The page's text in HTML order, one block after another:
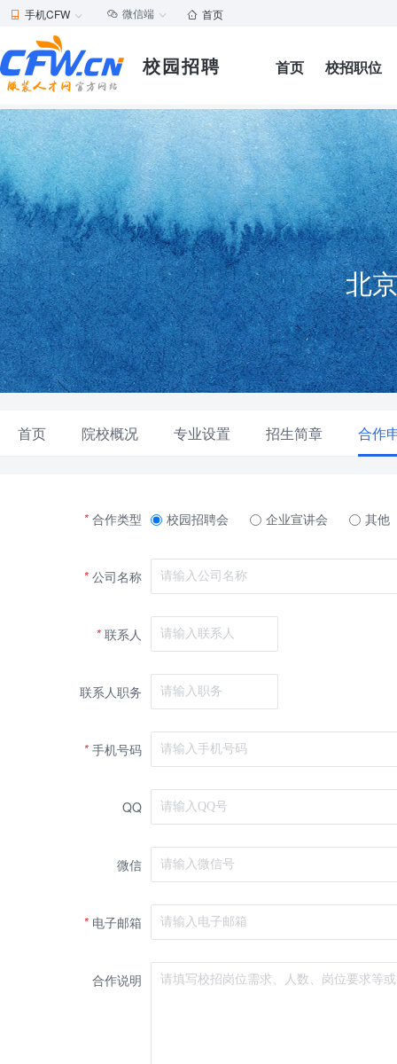
 手机CFW   微信端   首页
校园招聘 首页 校招职位
北
首页 院校概况 专业设置 招生简章 合作
* 合作类型 校园招聘会 企业宣讲会 其他
* 公司名称
* 联系人
联系人职务
* 手机号码
QQ
微信
* 电子邮箱
合作说明